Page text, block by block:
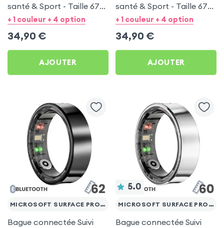
santé & Sport - Taille 67
Argent
+ 1 couleur + 4 option
34,90 €
AJOUTER
santé & Sport - Taille 67
Noir
+ 1 couleur + 4 option
34,90 €
AJOUTER
MICROSOFT SURFACE PRO 3
Bague connectée Suivi
5.0
MICROSOFT SURFACE PRO 3
Bague connectée Suivi